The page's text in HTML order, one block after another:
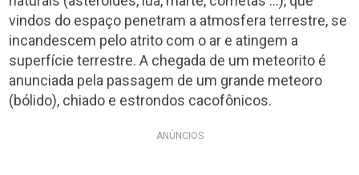
vindos do espaço penetram a atmosfera terrestre, se
incandescem pelo atrito com o ar e atingem a
superfície terrestre. A chegada de um meteorito é
anunciada pela passagem de um grande meteoro
(bólido), chiado e estrondos cacofônicos.
ANÚNCIOS